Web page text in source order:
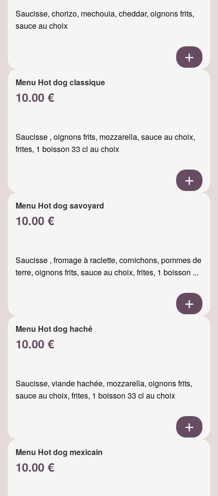
Saucisse, chorizo, mechouia, cheddar, oignons frits,
sauce au choix
Menu Hot dog classique
10.00 €
Saucisse , oignons frits, mozzarella, sauce au choix,
frites, 1 boisson 33 cl au choix
Menu Hot dog savoyard
10.00 €
Saucisse , fromage à raclette, cornichons, pommes de
terre, oignons frits, sauce au choix, frites, 1 boisson ...
Menu Hot dog haché
10.00 €
Saucisse, viande hachée, mozzarella, oignons frits,
sauce au choix, frites, 1 boisson 33 cl au choix
Menu Hot dog mexicain
10.00 €